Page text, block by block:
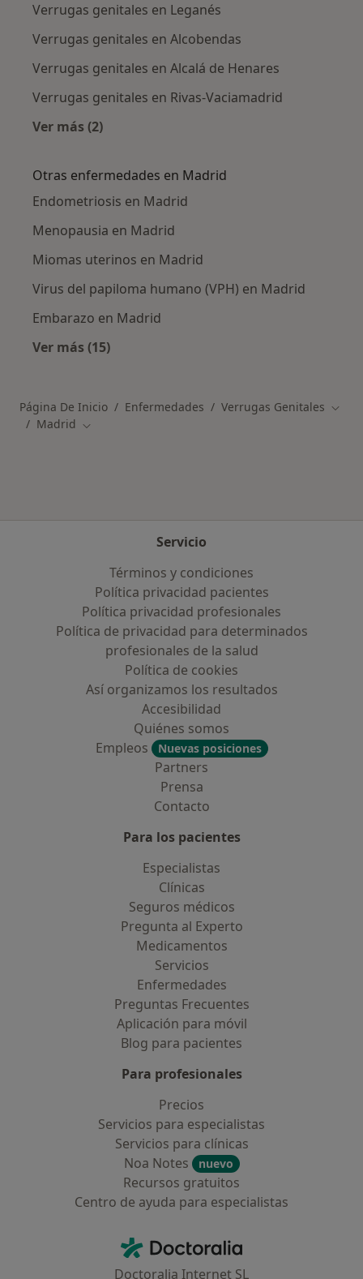
Verrugas genitales en Leganés
Verrugas genitales en Alcobendas
Verrugas genitales en Alcalá de Henares
Verrugas genitales en Rivas-Vaciamadrid
Ver más (2)
Otras enfermedades en Madrid
Endometriosis en Madrid
Menopausia en Madrid
Miomas uterinos en Madrid
Virus del papiloma humano (VPH) en Madrid
Embarazo en Madrid
Ver más (15)
Página De Inicio Enfermedades Verrugas Genitales
Madrid Cambiar de ciudad
Servicio
Términos y condiciones
Política privacidad pacientes
Política privacidad profesionales
Política de privacidad para determinados
profesionales de la salud
Política de cookies
Así organizamos los resultados
Accesibilidad
Quiénes somos
Empleos
Nuevas posiciones
Partners
Prensa
Contacto
Para los pacientes
Especialistas
Clínicas
Seguros médicos
Pregunta al Experto
Medicamentos
Servicios
Enfermedades
Preguntas Frecuentes
Aplicación para móvil
Blog para pacientes
Para profesionales
Precios
Servicios para especialistas
Servicios para clínicas
Noa Notes
nuevo
Recursos gratuitos
Centro de ayuda para especialistas
Doctoralia - Página de inicio
Doctoralia Internet SL